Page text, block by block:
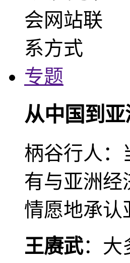
专题
从中国到亚
柄谷行人：
有与亚洲经
情愿地承认
王赓武：大